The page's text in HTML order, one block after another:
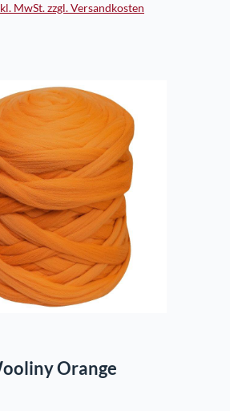
MwSt. zzgl. Versandkosten
In den Warenkorb
Orange